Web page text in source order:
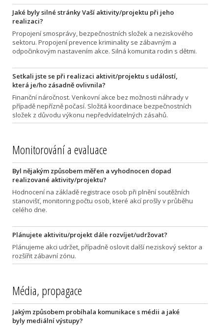
Jaké byly silné stránky Vaší aktivity/projektu při jeho
realizaci?
Propojení smosprávy, bezpečnostních složek a neziskového
sektoru. Propojení prevence kriminality se zábavným a
odpočinkovým nastavením akce. Silná komunita rodin s dětmi.
Setkali jste se při realizaci aktivit/projektu s událostí,
která je/ho zásadně ovlivnila?
Finanční náročnost. Venkovní akce bez možnosti náhrady v
případě nepřízně počasí. Složitá koordinace bezpečnostních
složek z důvodu výkonu nepředvídatelných zásahů.
Monitorování a evaluace
Byl nějakým způsobem měřen a vyhodnocen dopad
realizované aktivity/projektu?
Hodnocení na základě registrace osob při plnění soutěžních
stanovišť, monitoring počtu osob, které akcí prošly v průběhu
celého dne.
Plánujete aktivitu/projekt dále rozvíjet/udržovat?
Plánujeme akci udržet, případně oslovit další neziskový sektor a
rozšířit zábavní zónu.
Média, propagace
Jakým způsobem probíhala komunikace s médii a jaké
byly mediální výstupy?